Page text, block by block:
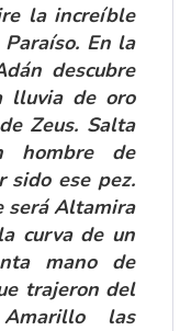
la increíble
En la
descubre
lluvia de oro
Zeus. Salta
de
sido ese pez.
será Altamira
curva de un
mano de
trajeron del
las